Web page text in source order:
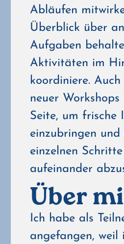
Abläufen
Überblick über
Aufgaben
Aktivitäten im
koordiniere. Auch
neuer
Seite, um frische
einzubringen und
einzelnen
aufeinander
Über
Ich habe als
angefangen, weil